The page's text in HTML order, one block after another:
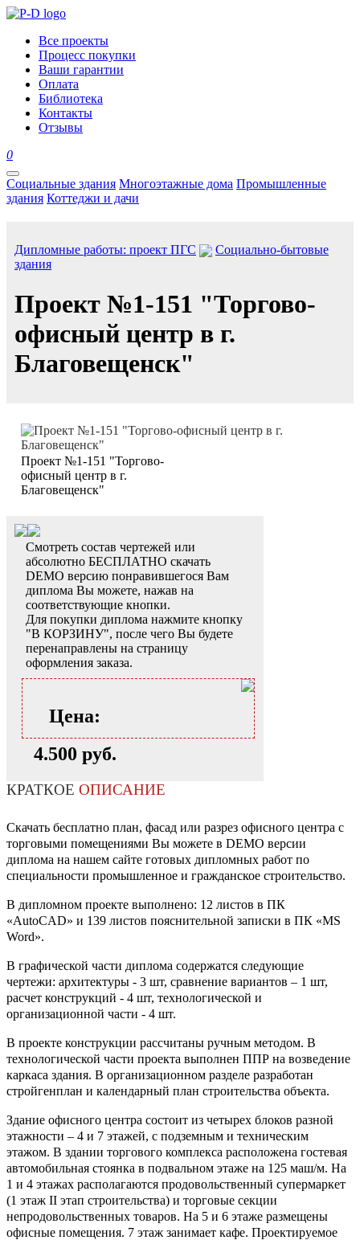
Все проекты
Процесс покупки
Ваши гарантии
Оплата
Библиотека
Контакты
Отзывы
0
Социальные здания Многоэтажные дома Промышленные
здания Коттеджи и дачи
Дипломные работы: проект ПГС
Социально-бытовые
здания
Проект №1-151 "Торгово-
офисный центр в г.
Благовещенск"
Проект №1-151 "Торгово-
офисный центр в г.
Благовещенск"
Смотреть состав чертежей или
абсолютно БЕСПЛАТНО скачать
DEMO версию понравившегося Вам
диплома Вы можете, нажав на
соответствующие кнопки.
Для покупки диплома нажмите кнопку
"В КОРЗИНУ", после чего Вы будете
перенаправлены на страницу
оформления заказа.
Цена:
4.500 руб.
КРАТКОЕ ОПИСАНИЕ
Скачать бесплатно план, фасад или разрез офисного центра с
торговыми помещениями Вы можете в DEMO версии
диплома на нашем сайте готовых дипломных работ по
специальности промышленное и гражданское строительство.
В дипломном проекте выполнено: 12 листов в ПК
«AutoCAD» и 139 листов пояснительной записки в ПК «MS
Word».
В графической части диплома содержатся следующие
чертежи: архитектуры - 3 шт, сравнение вариантов – 1 шт,
расчет конструкций - 4 шт, технологической и
организационной части - 4 шт.
В проекте конструкции рассчитаны ручным методом. В
технологической части проекта выполнен ППР на возведение
каркаса здания. В организационном разделе разработан
стройгенплан и календарный план строительства объекта.
Здание офисного центра состоит из четырех блоков разной
этажности – 4 и 7 этажей, с подземным и техническим
этажом. В здании торгового комплекса расположена гостевая
автомобильная стоянка в подвальном этаже на 125 маш/м. На
1 и 4 этажах располагаются продовольственный супермаркет
(1 этаж II этап строительства) и торговые секции
непродовольственных товаров. На 5 и 6 этаже размещены
офисные помещения. 7 этаж занимает кафе. Проектируемое